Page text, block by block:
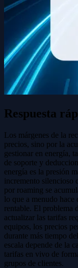
Respuesta
Los márgenes de la
precios, sino por la
gestionar en energía,
de soporte y
energía es la presión
incremento silencioso
por roaming se
lo que a menudo hace
rentable. El problema
actualizar las tarifas
equipos, los precios
durante más tiempo
escala depende de la
tarifas en vivo de
grupos de clientes.